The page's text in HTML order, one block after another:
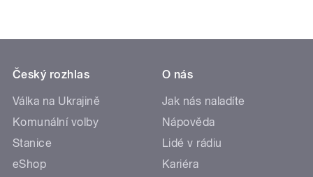
Český rozhlas
Válka na Ukrajině
Komunální volby
Stanice
eShop
O nás
Jak nás naladíte
Nápověda
Lidé v rádiu
Kariéra